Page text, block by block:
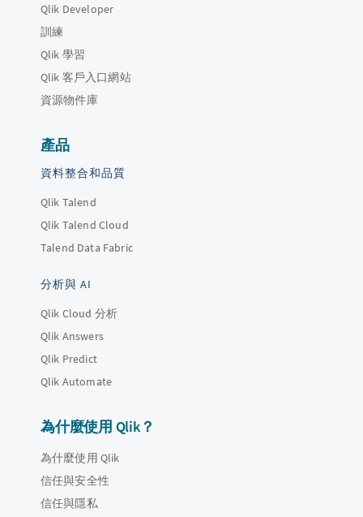
Qlik Developer
訓練
Qlik 學習
Qlik 客戶入口網站
資源物件庫
產品
資料整合和品質
Qlik Talend
Qlik Talend Cloud
Talend Data Fabric
分析與 AI
Qlik Cloud 分析
Qlik Answers
Qlik Predict
Qlik Automate
為什麼使用 Qlik？
為什麼使用 Qlik
信任與安全性
信任與隱私